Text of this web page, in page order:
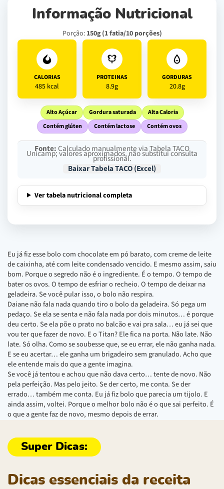
Informação Nutricional
Porção: 150g (1 fatia/10 porções)
CALORIAS
485 kcal
PROTEINAS
8.9g
GORDURAS
20.8g
Alto Açúcar Gordura saturada
Alta Caloria
Contém glúten
Contém lactose Contém ovos
Fonte:Calculado manualmente via Tabela TACO
Unicamp; valores aproximados, não substitui consulta
profissional.
Baixar Tabela TACO (Excel)
Ver tabela nutricional completa
Eu já fiz esse bolo com chocolate em pó barato, com creme de leite
de caixinha, até com leite condensado vencido. E mesmo assim, saiu
bom. Porque o segredo não é o ingrediente. É o tempo. O tempo de
bater os ovos. O tempo de esfriar o recheio. O tempo de deixar na
geladeira. Se você pular isso, o bolo não respira.
Daiane não fala nada quando tiro o bolo da geladeira. Só pega um
pedaço. Se ela se senta e não fala nada por dois minutos… é porque
deu certo. Se ela põe o prato no balcão e vai pra sala… eu já sei que
vou ter que fazer de novo. E o Titan? Ele fica na porta. Não late. Não
late. Só olha. Como se soubesse que, se eu errar, ele não ganha nada.
E se eu acertar… ele ganha um brigadeiro sem granulado. Acho que
ele entende mais do que a gente imagina.
Se você já tentou e achou que não dava certo… tente de novo. Não
pela perfeição. Mas pelo jeito. Se der certo, me conta. Se der
errado… também me conta. Eu já fiz bolo que parecia um tijolo. E
ainda assim, voltei. Porque o melhor bolo não é o que sai perfeito. É
o que a gente faz de novo, mesmo depois de errar.
Dicas essenciais da receita